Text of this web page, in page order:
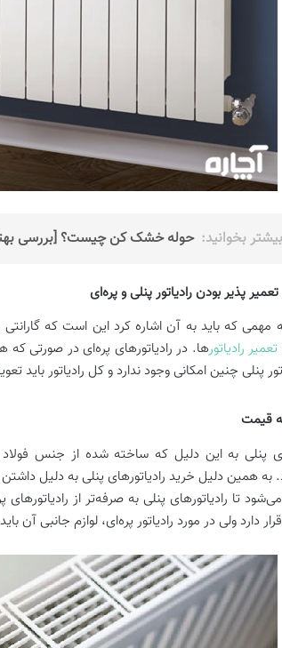
بیشتر بخوانید: حوله خشک کن چیست؟ [بررسی
مهمی که باید به آن اشاره کرد این است که
تعمیر رادیاتورها. در رادیاتورهای پره‌ای در صورتی
پنلی چنین امکانی وجود ندارد و کل رادیاتور باید
پنلی به این دلیل که ساخته شده از جنس
به همین دلیل خرید رادیاتورهای پنلی به دلیل
تا رادیاتورهای پنلی به صرفه‌تر از
دارد ولی در مورد رادیاتور پره‌ای، لوازم جانبی آن